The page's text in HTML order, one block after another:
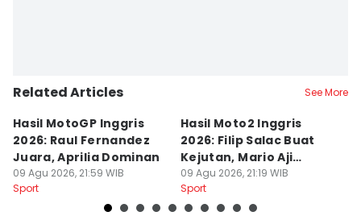
Related Articles See More
Hasil MotoGP Inggris
2026: Raul Fernandez
Juara, Aprilia Dominan
09 Agu 2026, 21:59 WIB
Sport
Hasil Moto2 Inggris
2026: Filip Salac Buat
Kejutan, Mario Aji
Tercecer
09 Agu 2026, 21:19 WIB
Sport